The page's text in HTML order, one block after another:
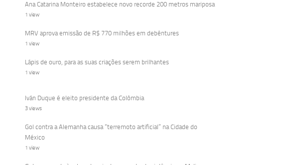
Ana Catarina Monteiro estabelece novo recorde 200 metros mariposa
1 view
MRV aprova emissão de R$ 770 milhões em debêntures
1 view
Lápis de ouro, para as suas criações serem brilhantes
1 view
Iván Duque é eleito presidente da Colômbia
3 views
Gol contra a Alemanha causa “terremoto artificial” na Cidade do
México
1 view